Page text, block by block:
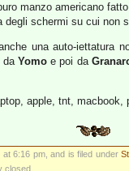
manzo americano
schermi su cui non
una auto-iettatura
da Yomoe poi da
apple, tnt, macbook,
at 6:16 pm, and is filed under
closed.